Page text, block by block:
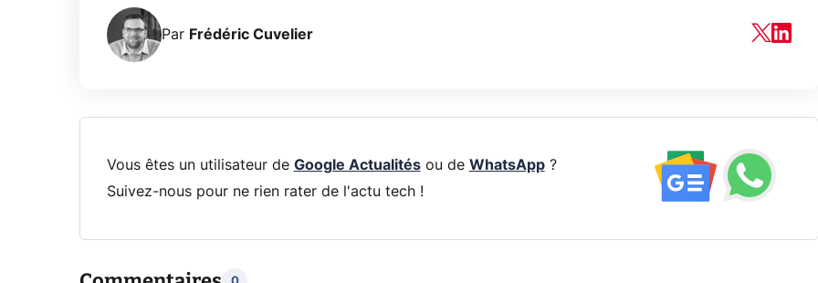
Par Frédéric Cuvelier
Vous êtes un utilisateur de Google Actualitésou de WhatsApp?
Suivez-nous pour ne rien rater de l'actu tech !